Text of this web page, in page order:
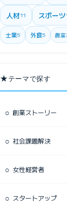
人材11 スポーツ
士業5 外食5 農業
★テーマで探す
○ 創業ストーリー
○ 社会課題解決
○ 女性経営者
○ スタートアップ